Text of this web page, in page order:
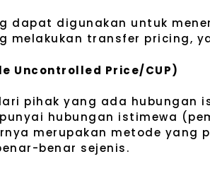
dapat digunakan untuk
melakukan transfer pricing,
Uncontrolled Price/CUP)
pihak yang ada hubungan
hubungan istimewa
merupakan metode
benar sejenis.